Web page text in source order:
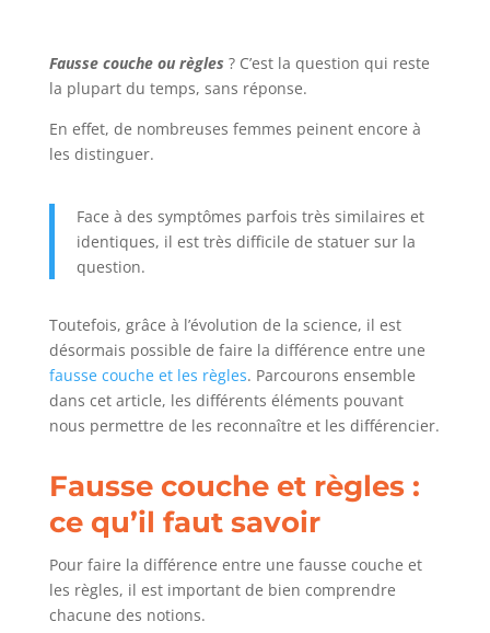
Fausse couche ou règles ? C’est la question qui reste
la plupart du temps, sans réponse.
En effet, de nombreuses femmes peinent encore à
les distinguer.
Face à des symptômes parfois très similaires et
identiques, il est très difficile de statuer sur la
question.
Toutefois, grâce à l’évolution de la science, il est
désormais possible de faire la différence entre une
fausse couche et les règles. Parcourons ensemble
dans cet article, les différents éléments pouvant
nous permettre de les reconnaître et les différencier.
Fausse couche et règles :
ce qu’il faut savoir
Pour faire la différence entre une fausse couche et
les règles, il est important de bien comprendre
chacune des notions.